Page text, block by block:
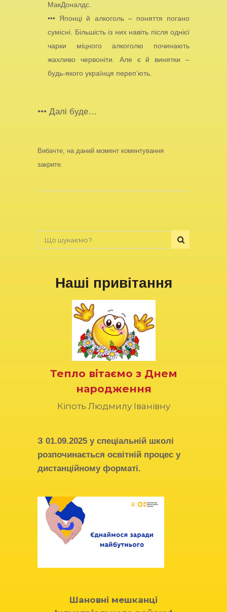
МакДоналдс.
••• Японці й алкоголь – поняття погано
сумісні. Більшість із них навіть після однієї
чарки міцного алкоголю починають
жахливо червоніти. Але є й винятки –
будь-якого українця переп’ють.
••• Далі буде…
Вибачте, на даний момент коментування
закрите.
Наші привітання
Тепло вітаємо з Днем
народження
Кіпоть Людмилу Іванівну
З 01.09.2025 у спеціальній школі
розпочинається освітній процес у
дистанційному форматі.
Шановні мешканці